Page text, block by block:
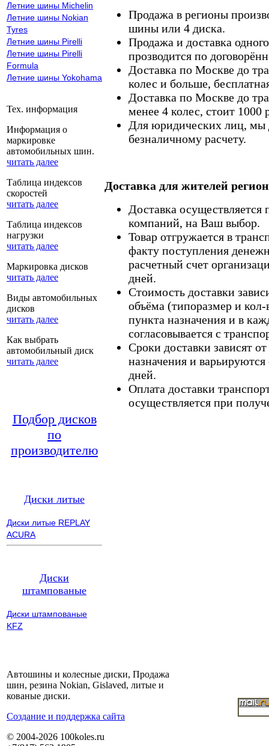
Летние шины Michelin
Летние шины Nokian
Tyres
Летние шины Pirelli
Летние шины Pirelli
Formula
Летние шины Yokohama
Тех. информация
Информация о
маркировке
автомобильных шин.
читать далее
Таблица индексов
скоростей
читать далее
Таблица индексов
нагрузки
читать далее
Маркировка дисков
читать далее
Виды автомобильных
дисков
читать далее
Как выбрать
автомобильный диск
читать далее
Подбор дисков
по
производителю
Диски литые
Диски литые REPLAY
ACURA
Диски
штампованые
Диски штампованые
KFZ
Продажа в регионы
шины или 4 диска.
Продажа и доставка
прозводится по
Доставка по Москве до
колес и больше,
Доставка по Москве до
менее 4 колес, стоит 1000
Для юридических лиц, мы
безналичному расчету.
Доставка для жителей
Доставка
компаний, на Ваш выбор.
Товар отгружается в
факту поступления
расчетный счет
дней.
Стоимость доставки
объёма (типоразмер и кол-
пункта назначения и в
согласовывается с
Сроки доставки зависят
назначения и
дней.
Оплата доставки
осуществляется при
Автошины и колесные диски, Продажа
шин, резина Nokian, Gislaved, литые и
кованые диски.
Cоздание и поддержка сайта
© 2004-2026 100koles.ru